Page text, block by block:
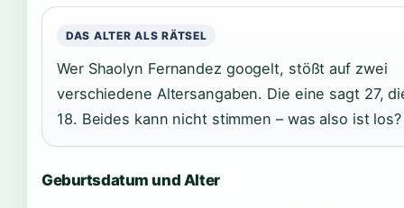
DAS ALTER ALS RÄTSEL
Wer Shaolyn Fernandez googelt, stößt auf zwei
verschiedene Altersangaben. Die eine sagt 27,
18. Beides kann nicht stimmen – was also ist los?
Geburtsdatum und Alter